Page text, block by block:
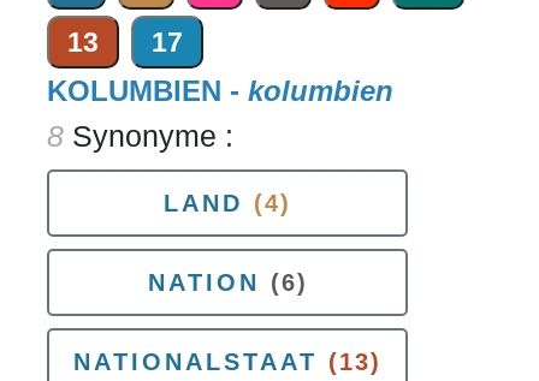
13
17
KOLUMBIEN - kolumbien
8 Synonyme :
LAND (4)
NATION (6)
NATIONALSTAAT (13)